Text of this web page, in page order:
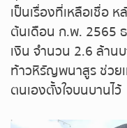
หวยหุ้นจีน เช้า
หวยหุ้นจีน บ่าย
หวยหุ้นไต้หวัน
เป็นเรื่องที่เหลือเชื่อ
ต้นเดือน ก.พ. 2565
เงิน จำนวน 2.6 ล้านบ
ท้าวหิรัญพนาสูร ช่วย
ตนเองตั้งใจบนบานไว้